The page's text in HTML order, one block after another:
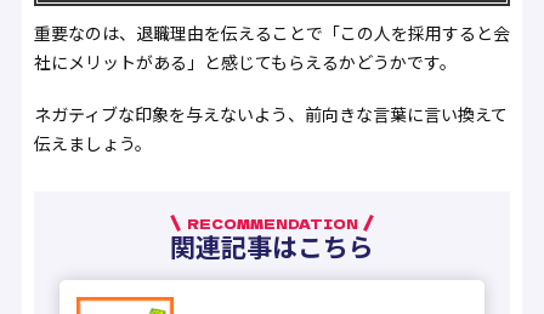
重要なのは、退職理由を伝えることで「この人を採用すると会
社にメリットがある」と感じてもらえるかどうかです。
ネガティブな印象を与えないよう、前向きな言葉に言い換えて
伝えましょう。
RECOMMENDATION
関連記事はこちら